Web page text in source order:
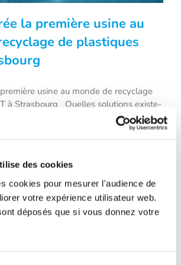
des cookies
cookies pour mesurer l'audience de
votre expérience utilisateur web.
déposés que si vous donnez votre
recyclage de plastiques PET
à Strasbourg
la première usine au
de plastiques
usine au monde de recyclage
à Strasbourg Quelles solutions existe-
d’emballages en plastique non
s’est pas déjà posé la question en